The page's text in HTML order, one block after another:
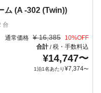
ム (A -302 (Twin))
台
通常価格 ¥ 16,385 10%OFF
合計/税・手数料込
¥14,747〜
1泊1名あたり¥7,374〜